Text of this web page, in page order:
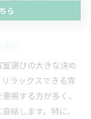
に
選びの大きな決め
ラックスできる雰
視する方が多く、
結します。特に、
ら
ら